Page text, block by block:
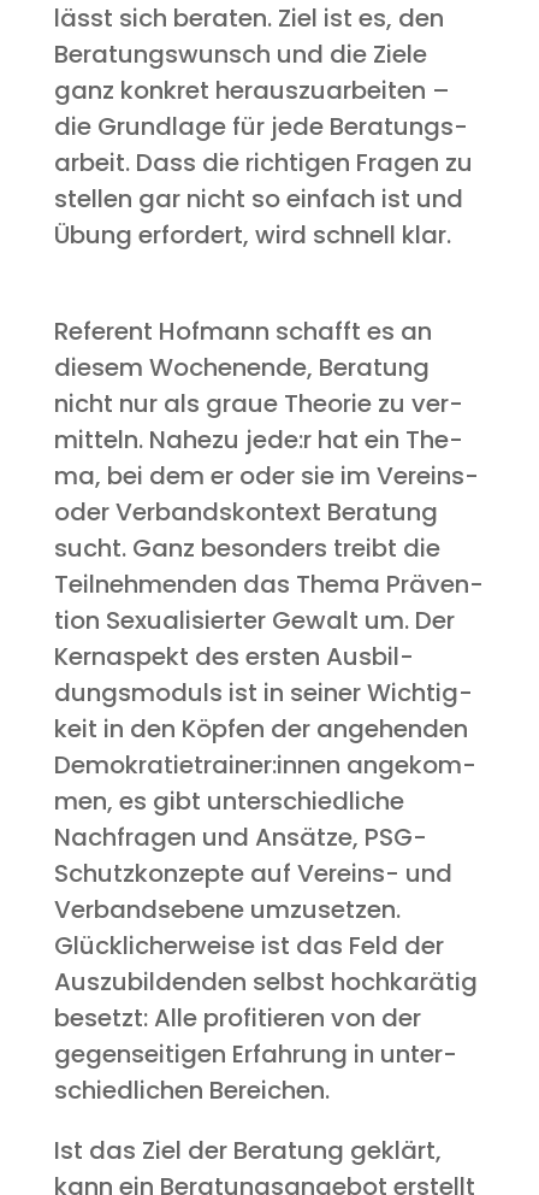
lässt sich bera­ten. Ziel ist es, den
Bera­tungs­wunsch und die Zie­le
ganz kon­kret her­aus­zu­ar­bei­ten –
die Grund­la­ge für jede Bera­tungs­
ar­beit. Dass die rich­ti­gen Fra­gen zu
stel­len gar nicht so ein­fach ist und
Übung erfor­dert, wird schnell klar.
Refe­rent Hof­mann schafft es an
die­sem Wochen­en­de, Bera­tung
nicht nur als graue Theo­rie zu ver­
mit­teln. Nahe­zu jede:r hat ein The­
ma, bei dem er oder sie im Ver­eins-
oder Ver­bands­kon­text Bera­tung
sucht. Ganz beson­ders treibt die
Teil­neh­men­den das The­ma Prä­ven­
ti­on Sexua­li­sier­ter Gewalt um. Der
Kern­aspekt des ers­ten Aus­bil­
dungs­mo­duls ist in sei­ner Wich­tig­
keit in den Köp­fen der ange­hen­den
Demokratietrainer:innen ange­kom­
men, es gibt unter­schied­li­che
Nach­fra­gen und Ansät­ze, PSG-
Schutz­kon­zep­te auf Ver­eins- und
Ver­bands­ebe­ne umzu­set­zen.
Glück­li­cher­wei­se ist das Feld der
Aus­zu­bil­den­den selbst hoch­ka­rä­tig
besetzt: Alle pro­fi­tie­ren von der
gegen­sei­ti­gen Erfah­rung in unter­
schied­li­chen Bereichen.
Ist das Ziel der Bera­tung geklärt,
kann ein Bera­tungs­an­ge­bot erstellt